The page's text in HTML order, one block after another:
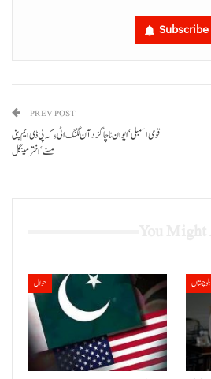
Subscribe
PREV POST
قومی اسمبلی‘ ایوان نا چاگڑد آن لگنگ اٹی ءِ کہ پی ڈی ایم پنی
مسنے‘اختر مینگل
حوال بلوچستان